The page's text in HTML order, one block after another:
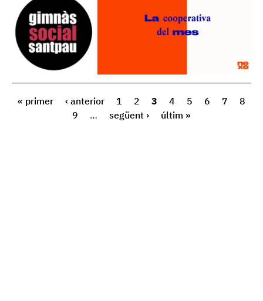
« primer ‹ anterior 1 2 3 4 5 6 7
8
9
… següent › últim »